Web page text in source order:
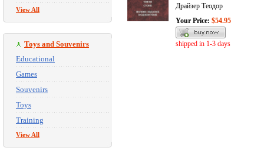
View All
Toys and Souvenirs
Educational
Games
Souvenirs
Toys
Training
View All
Драйзер Теодор
Your Price: $54.95
shipped in 1-3 days